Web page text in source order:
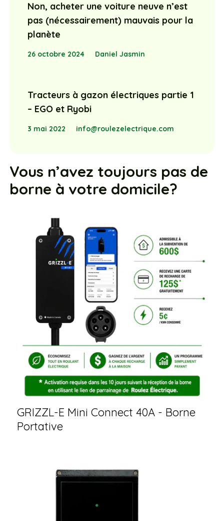
Non, acheter une voiture neuve n’est
pas (nécessairement) mauvais pour la
planète
26 octobre 2024 Daniel Jasmin
Tracteurs à gazon électriques partie 1
– EGO et Ryobi
3 mai 2022 info@roulezelectrique.com
Vous n’avez toujours pas de
borne à votre domicile?
GRIZZL-E Mini Connect 40A - Borne
Portative